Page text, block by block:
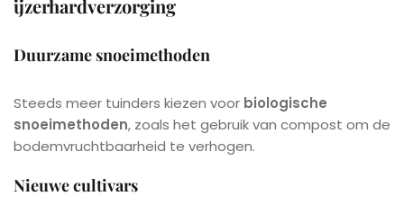
ijzerhardverzorging
Duurzame snoeimethoden
Steeds meer tuinders kiezen voor biologische
snoeimethoden, zoals het gebruik van compost om de
bodemvruchtbaarheid te verhogen.
Nieuwe cultivars